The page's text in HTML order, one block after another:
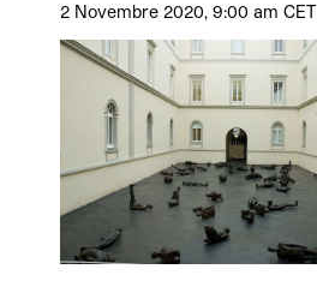
2 Novembre 2020, 9:00 am CET